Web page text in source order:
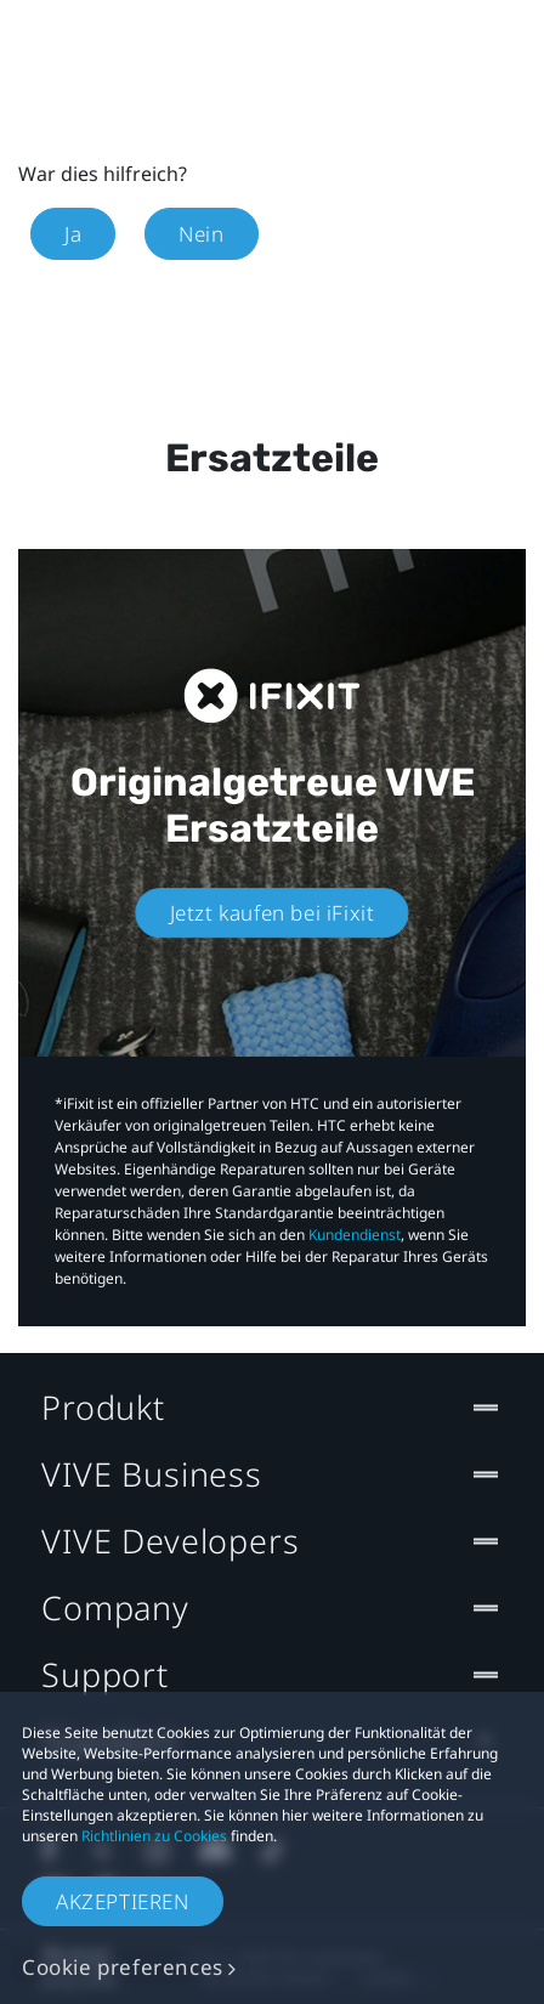
War dies hilfreich?
Ja Nein
Ersatzteile
Originalgetreue VIVE
Ersatzteile
Jetzt kaufen bei iFixit​
*iFixit ist ein offizieller Partner von HTC und ein autorisierter
Verkäufer von originalgetreuen Teilen. HTC erhebt keine
Ansprüche auf Vollständigkeit in Bezug auf Aussagen externer
Websites. Eigenhändige Reparaturen sollten nur bei Geräte
verwendet werden, deren Garantie abgelaufen ist, da
Reparaturschäden Ihre Standardgarantie beeinträchtigen
können. Bitte wenden Sie sich an den Kundendienst, wenn Sie
weitere Informationen oder Hilfe bei der Reparatur Ihres Geräts
benötigen.​
Diese Seite benutzt Cookies zur Optimierung der Funktionalität der
Website, Website-Performance analysieren und persönliche Erfahrung
und Werbung bieten. Sie können unsere Cookies durch Klicken auf die
Schaltfläche unten, oder verwalten Sie Ihre Präferenz auf Cookie-
Einstellungen akzeptieren. Sie können hier weitere Informationen zu
unseren Richtlinien zu Cookiesfinden.
AKZEPTIEREN
Cookie preferences
Produkt
VIVE Business
VIVE Developers
Company
Support
Standort
Rechtlicher Hinweis